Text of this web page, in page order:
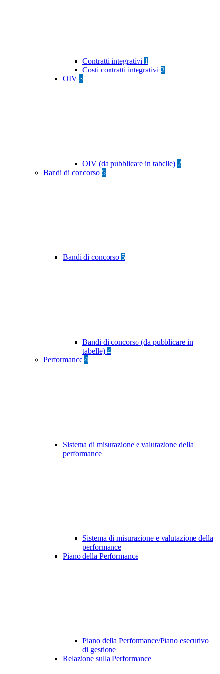
Contratti integrativi 1
Costi contratti integrativi 2
OIV 3
OIV (da pubblicare in tabelle) 2
Bandi di concorso 5
Bandi di concorso 5
Bandi di concorso (da pubblicare in
tabelle) 4
Performance 4
Sistema di misurazione e valutazione della
performance
Sistema di misurazione e valutazione della
performance
Piano della Performance
Piano della Performance/Piano esecutivo
di gestione
Relazione sulla Performance